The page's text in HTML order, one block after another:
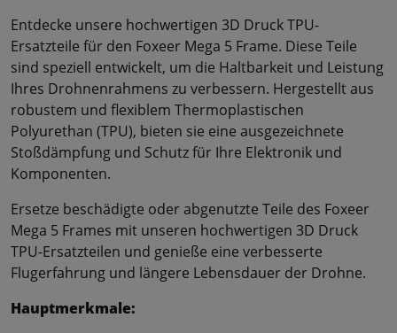
Entdecke unsere hochwertigen 3D Druck TPU-
Ersatzteile für den Foxeer Mega 5 Frame. Diese Teile
sind speziell entwickelt, um die Haltbarkeit und Leistung
Ihres Drohnenrahmens zu verbessern. Hergestellt aus
robustem und flexiblem Thermoplastischen
Polyurethan (TPU), bieten sie eine ausgezeichnete
Stoßdämpfung und Schutz für Ihre Elektronik und
Komponenten.
Ersetze beschädigte oder abgenutzte Teile des Foxeer
Mega 5 Frames mit unseren hochwertigen 3D Druck
TPU-Ersatzteilen und genieße eine verbesserte
Flugerfahrung und längere Lebensdauer der Drohne.
Hauptmerkmale: